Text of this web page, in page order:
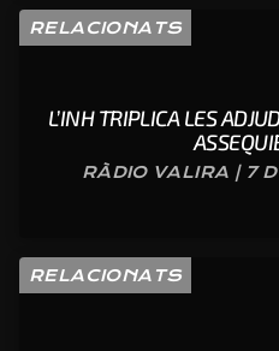
RELACIONATS
L’INH TRIPLICA LES
RÀDIO VALIRA | 7
RELACIONATS